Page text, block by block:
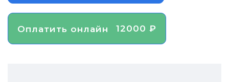
Оплатить онлайн 12000 ₽